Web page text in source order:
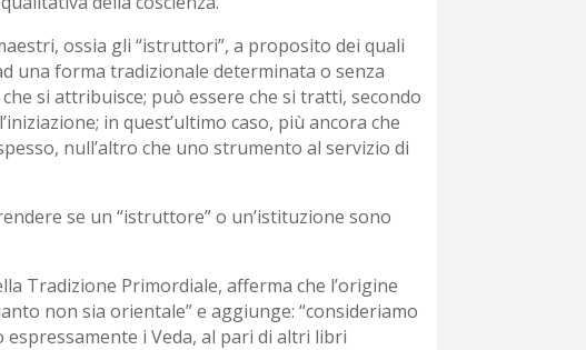
ossia gli “istruttori”, a proposito dei quali
una forma tradizionale determinata o senza
si attribuisce; può essere che si tratti, secondo
in quest’ultimo caso, più ancora che
null’altro che uno strumento al servizio di
se un “istruttore” o un’istituzione sono
Tradizione Primordiale, afferma che l’origine
non sia orientale” e aggiunge: “consideriamo
i Veda, al pari di altri libri